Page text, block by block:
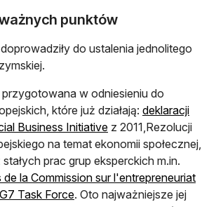
punktów
do ustalenia jednolitego
przygotowana w odniesieniu do
które już działają: deklaracji
Business Initiative z 2011,Rezolucji
na temat ekonomii społecznej,
prac grup eksperckich m.in.
la Commission sur l'entrepreneuriat
G7 Task Force. Oto najważniejsze jej